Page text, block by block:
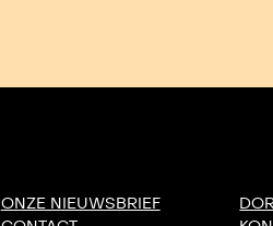
ONZE NIEUWSBRIEF